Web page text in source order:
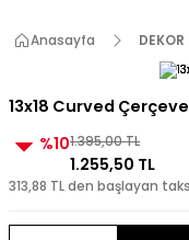
3000 TL ve Üzeri
3000 TL ve Üzeri
3000 TL ve Üzeri
Anasayfa DEKOR
13x18 Curved
%101.395,00 TL
1.255,50 TL
313,88 TL den başlayan